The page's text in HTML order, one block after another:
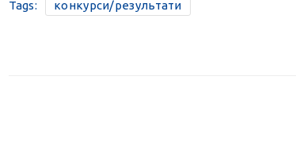
Tags: конкурси/результати